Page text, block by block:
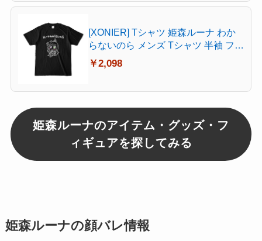
[XONIER] Tシャツ 姫森ルーナ わか
らないのら メンズ Tシャツ 半袖 フロ
ントプリント春 夏 プリント 綿製 大
きいサイズ 男女兼用
￥2,098
姫森ルーナのアイテム・グッズ・フ
ィギュアを探してみる
姫森ルーナの顔バレ情報